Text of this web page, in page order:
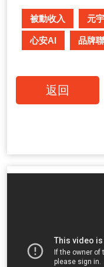
被動收入 元
心安AI 品牌
返回